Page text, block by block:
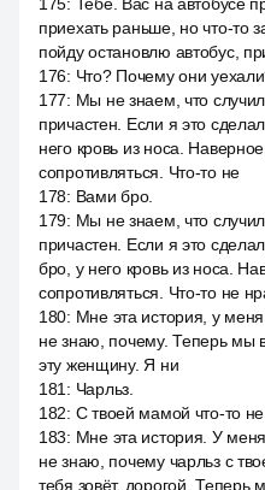
приехать раньше, но что-то
пойду остановлю автобус,
176: Что? Почему они
177: Мы не знаем, что
причастен. Если я это
него кровь из носа.
сопротивляться. Что-то не
178: Вами бро.
179: Мы не знаем, что
причастен. Если я это
бро, у него кровь из носа.
сопротивляться. Что-то не
180: Мне эта история, у
не знаю, почему. Теперь мы
эту женщину. Я ни
181 : Чарльз.
182: С твоей мамой что-то не
183: Мне эта история. У
не знаю, почему чарльз с
тебя зовёт, дорогой.